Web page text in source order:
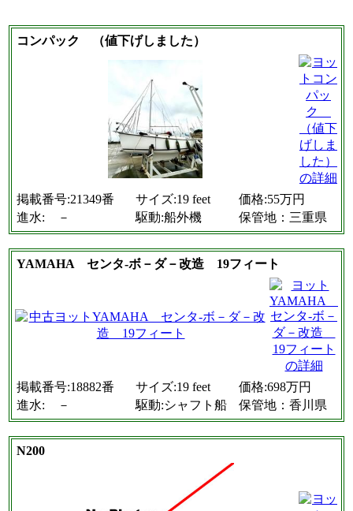
コンパック （値下げしました）
掲載番号:21349番 サイズ:19 feet
価格:55万円
進水: －
駆動:船外機 保管地：三重県
YAMAHA センタ-ボ－ダ－改造 19フィート
掲載番号:18882番 サイズ:19 feet
価格:698万円
進水: －
駆動:シャフト船 保管地：香川県
N200